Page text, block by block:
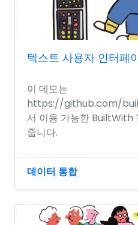
텍스트 사용자 인터페
이 데모는
https://github.com/
서 이용 가능한 BuiltWith
줍니다.
데이터 통합